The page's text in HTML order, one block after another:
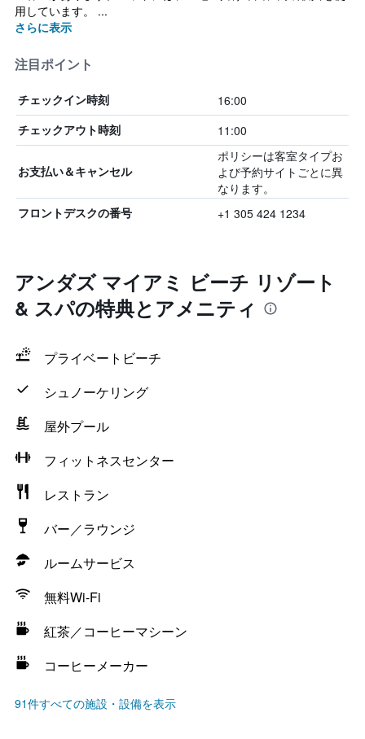
用しています。 ...
さらに表示
注目ポイント
チェックイン時刻 16:00
チェックアウト時刻 11:00
お支払い＆キャンセル
ポリシーは客室タイプお
よび予約サイトごとに異
なります。
フロントデスクの番号 +1 305 424 1234
アンダズ マイアミ ビーチ リゾート
& スパの特典とアメニティ
プライベートビーチ
シュノーケリング
屋外プール
フィットネスセンター
レストラン
バー／ラウンジ
ルームサービス
無料Wi-Fi
紅茶／コーヒーマシーン
コーヒーメーカー
91件すべての施設・設備を表示